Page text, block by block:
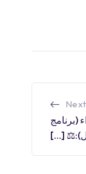
(برنامج
[…]